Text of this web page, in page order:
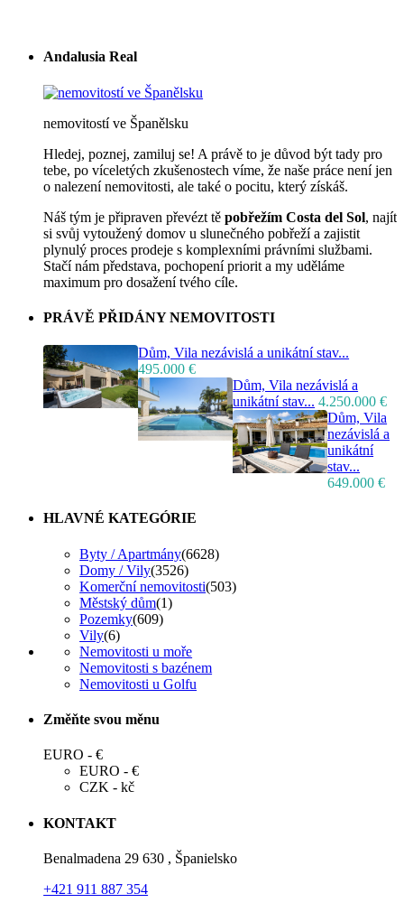
Andalusia Real
nemovitostí ve Španělsku
Hledej, poznej, zamiluj se! A právě to je důvod být tady pro
tebe, po víceletých zkušenostech víme, že naše práce není jen
o nalezení nemovitosti, ale také o pocitu, který získáš.
Náš tým je připraven převézt těpobřežím Costa del Sol, najít
si svůj vytoužený domov u slunečného pobřeží a zajistit
plynulý proces prodeje s komplexními právními službami.
Stačí nám představa, pochopení priorit a my uděláme
maximum pro dosažení tvého cíle.
PRÁVĚ PŘIDÁNY NEMOVITOSTI
Dům, Vila nezávislá a unikátní stav...
495.000 €
Dům, Vila nezávislá a
unikátní stav... 4.250.000 €
Dům, Vila
nezávislá a
unikátní
stav...
649.000 €
HLAVNÉ KATEGÓRIE
Byty / Apartmány(6628)
Domy / Vily(3526)
Komerční nemovitosti(503)
Městský dům(1)
Pozemky(609)
Vily(6)
Nemovitosti u moře
Nemovitosti s bazénem
Nemovitosti u Golfu
Změňte svou měnu
EURO - €
EURO - €
CZK - kč
KONTAKT
Benalmadena 29 630 , Španielsko
+421 911 887 354